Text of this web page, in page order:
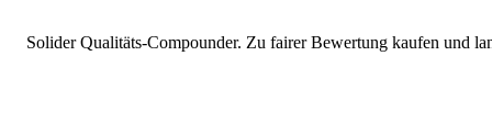
Solider Qualitäts-Compounder. Zu fairer Bewertung kaufen und